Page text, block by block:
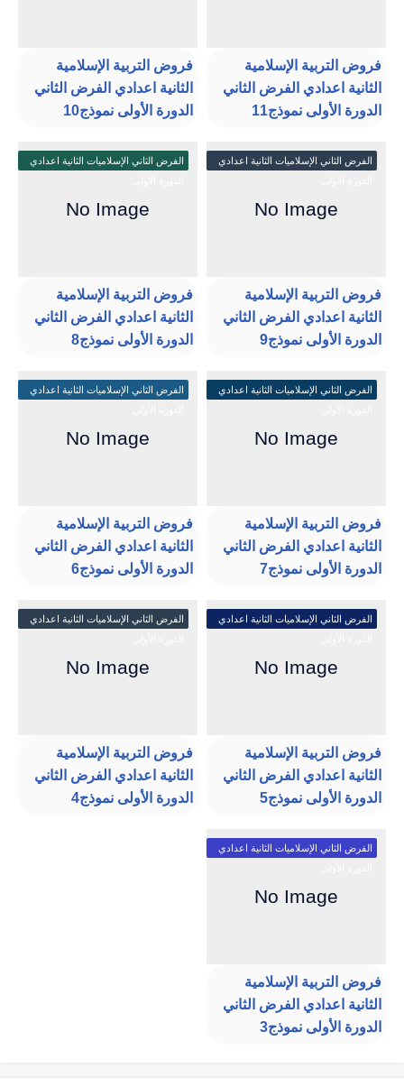
فروض التربية الإسلامية
الثانية اعدادي الفرض الثاني
الدورة الأولى نموذج11
فروض التربية الإسلامية
الثانية اعدادي الفرض الثاني
الدورة الأولى نموذج10
الفرض الثاني الإسلاميات الثانية اعدادي
فروض التربية الإسلامية
الثانية اعدادي الفرض الثاني
الدورة الأولى نموذج9
الفرض الثاني الإسلاميات الثانية اعدادي
فروض التربية الإسلامية
الثانية اعدادي الفرض الثاني
الدورة الأولى نموذج8
الفرض الثاني الإسلاميات الثانية اعدادي
فروض التربية الإسلامية
الثانية اعدادي الفرض الثاني
الدورة الأولى نموذج7
الفرض الثاني الإسلاميات الثانية اعدادي
فروض التربية الإسلامية
الثانية اعدادي الفرض الثاني
الدورة الأولى نموذج6
الفرض الثاني الإسلاميات الثانية اعدادي
فروض التربية الإسلامية
الثانية اعدادي الفرض الثاني
الدورة الأولى نموذج5
الفرض الثاني الإسلاميات الثانية اعدادي
فروض التربية الإسلامية
الثانية اعدادي الفرض الثاني
الدورة الأولى نموذج4
الفرض الثاني الإسلاميات الثانية اعدادي
فروض التربية الإسلامية
الثانية اعدادي الفرض الثاني
الدورة الأولى نموذج3